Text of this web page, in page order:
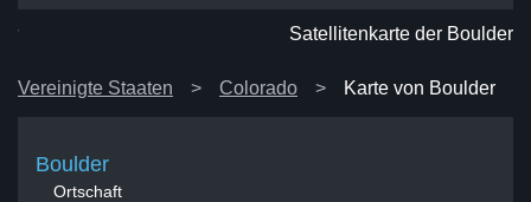
Satellitenkarte der Boulder
Vereinigte Staaten Colorado Karte von Boulder
Boulder
Ortschaft